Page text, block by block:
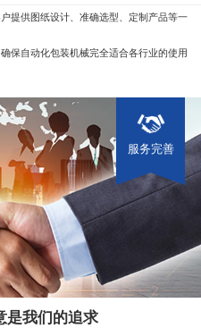
提供图纸设计、准确选型、定制产品等一
保自动化包装机械完全适合各行业的使用
服务完善
是我们的追求